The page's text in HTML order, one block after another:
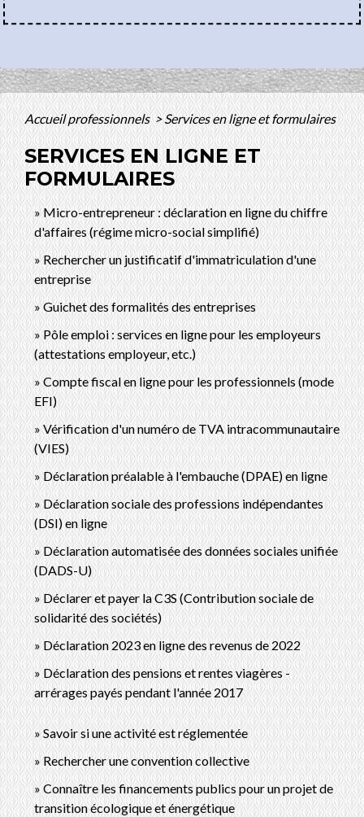
Accueil professionnels>Services en ligne et formulaires
SERVICES EN LIGNE ET
FORMULAIRES
Micro-entrepreneur : déclaration en ligne du chiffre
d'affaires (régime micro-social simplifié)
Rechercher un justificatif d'immatriculation d'une
entreprise
Guichet des formalités des entreprises
Pôle emploi : services en ligne pour les employeurs
(attestations employeur, etc.)
Compte fiscal en ligne pour les professionnels (mode
EFI)
Vérification d'un numéro de TVA intracommunautaire
(VIES)
Déclaration préalable à l'embauche (DPAE) en ligne
Déclaration sociale des professions indépendantes
(DSI) en ligne
Déclaration automatisée des données sociales unifiée
(DADS-U)
Déclarer et payer la C3S (Contribution sociale de
solidarité des sociétés)
Déclaration 2023 en ligne des revenus de 2022
Déclaration des pensions et rentes viagères -
arrérages payés pendant l'année 2017
Savoir si une activité est réglementée
Rechercher une convention collective
Connaître les financements publics pour un projet de
transition écologique et énergétique